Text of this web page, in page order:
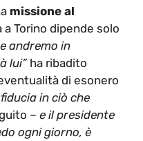
missione al
a Torino dipende solo
andremo in
lui”ha ribadito
di esonero
in ciò che
– e il presidente
ogni giorno, è